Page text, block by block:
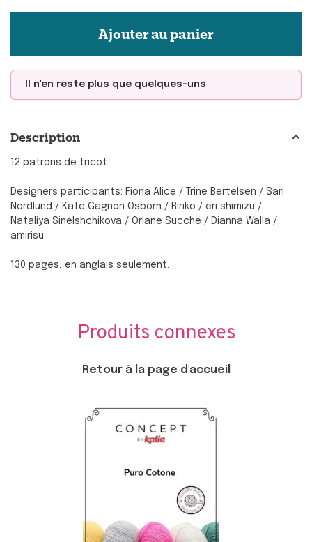
Ajouter au panier
Il n'en reste plus que quelques-uns
Description
12 patrons de tricot
Designers participants: Fiona Alice / Trine Bertelsen / Sari
Nordlund / Kate Gagnon Osborn / Ririko / eri shimizu /
Nataliya Sinelshchikova / Orlane Sucche / Dianna Walla /
amirisu
130 pages, en anglais seulement.
Produits connexes
Retour à la page d'accueil